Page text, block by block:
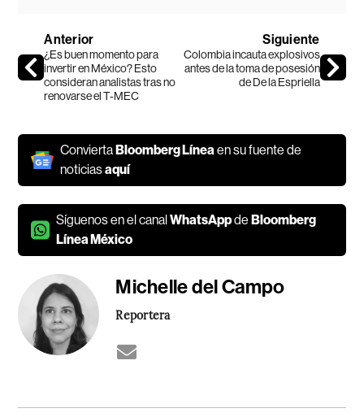
Anterior
¿Es buen momento para
invertir en México? Esto
consideran analistas tras no
renovarse el T-MEC
Siguiente
Colombia incauta explosivos
antes de la toma de posesión
de De la Espriella
ConviertaBloomberg Líneaen su fuente de
noticiasaquí
Síguenos en el canalWhatsAppdeBloomberg
Línea México
Michelle del Campo
Reportera